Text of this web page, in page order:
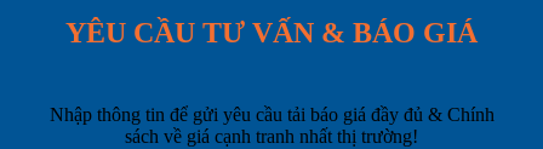
YÊU CẦU TƯ VẤN & BÁO GIÁ
Nhập thông tin để gửi yêu cầu tải báo giá đầy đủ & Chính
sách về giá cạnh tranh nhất thị trường!